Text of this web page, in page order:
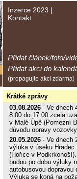
Inzerce 2023 |
Kontakt
Přidat článek/foto/
Přidat akci do
(propagujte akci zdarma)
Krátké zprávy
03.08.2026 - Ve dnech
8:00 do 17:00 zcela
v Malé Úpě (Pomezní
důvodu opravy
20.05.2026 - Ve dnech
výluka v úseku
(Hořice v
budou po dobu výluky
autobusovou
Výluka se koná na